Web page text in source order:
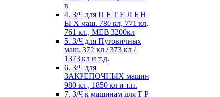
в
4. З/Ч для П Е Т Е Л Ь Н
Ы Х маш. 780 кл, 771 кл,
761 кл., MEB 3200кл
5. З/Ч для Пуговичных
маш. 372 кл / 373 кл /
1373 кл и т.д.
6. З/Ч для
ЗАКРЕПОЧНЫХ машин
980 кл , 1850 кл и т.п.
7. З/Ч к машинам для Т Р